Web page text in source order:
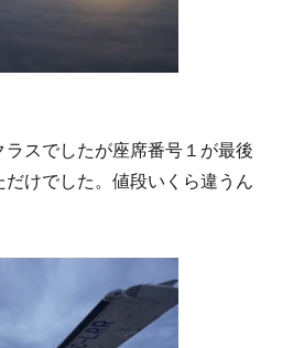
スでしたが座席番号１が最後
けでした。値段いくら違うん